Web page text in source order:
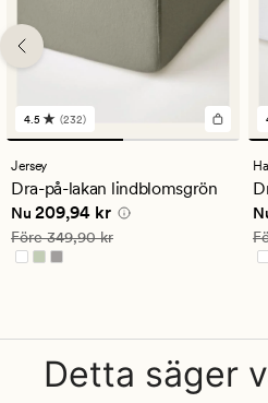
232
omdömen
med
ett
genomsnittligt
betyg
på
4.5
4.5 (232)
Jersey
Dra-på-lakan lindblomsgrön
Nuvarande pris
Nu 209,94 kr
Ordinarie pris 349,90 kr
Före349,90 kr
Detta säger